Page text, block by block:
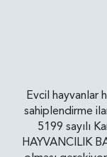
Evcil hayvanlar
sahiplendirme
5199 sayılı
HAYVANCILIK